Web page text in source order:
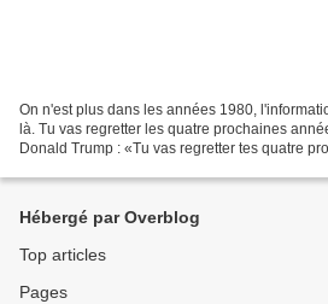
On n'est plus dans les années 1980,
là. Tu vas regretter les quatre prochaines
Donald Trump : «Tu vas regretter tes quatre
Hébergé par Overblog
Top articles
Pages